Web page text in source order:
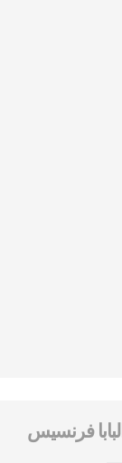
البابا فرنسيس